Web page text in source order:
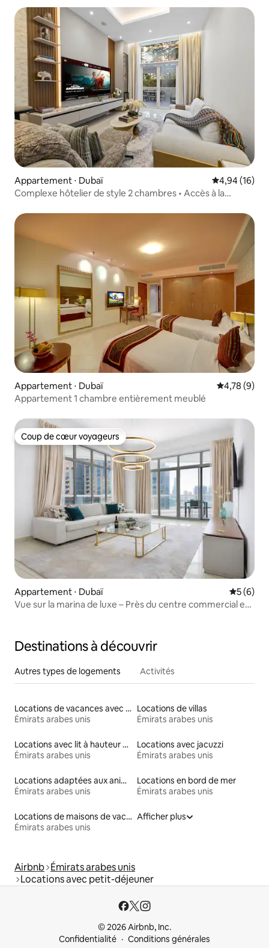
Appartement ⋅ Dubaï Évaluation
4,94 (16)
Complexe hôtelier de style 2 chambres • Accès à la
Appartement ⋅ Dubaï Évaluation
4,78 (9)
Appartement 1 chambre entièrement meublé
Coup de cœur voyageurs
Coup de cœur voyageurs
Appartement ⋅ Dubaï
5 (6)
Vue sur la marina de luxe – Près du centre commercial et
Destinations à découvrir
Autres types de logements Activités
Locations de vacances avec piscine
Émirats arabes unis
Locations de villas
Émirats arabes unis
Locations avec lit à hauteur adaptée
Émirats arabes unis
Locations avec jacuzzi
Émirats arabes unis
Locations adaptées aux animaux
Émirats arabes unis
Locations en bord de mer
Émirats arabes unis
Locations de maisons de vacances
Émirats arabes unis
Afficher plus
Airbnb Émirats arabes unis
Locations avec petit-déjeuner
© 2026 Airbnb, Inc.
Confidentialité
Conditions générales